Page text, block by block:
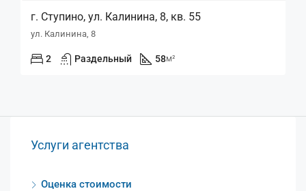
г. Ступино, ул. Калинина, 8, кв. 55
ул. Калинина, 8
2 Раздельный 58м²
Услуги агентства
Оценка стоимости